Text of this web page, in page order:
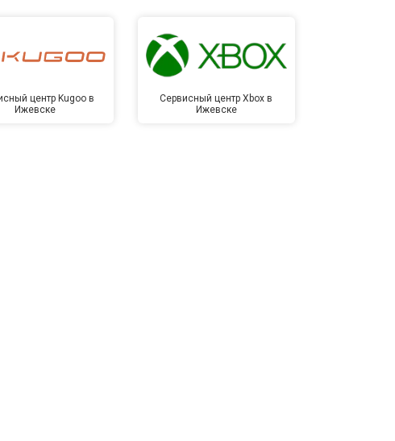
центр Kugoo в
Ижевске
Сервисный центр Xbox в
Ижевске